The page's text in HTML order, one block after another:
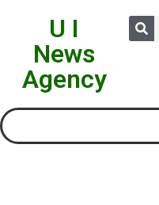
U I
News
Agency